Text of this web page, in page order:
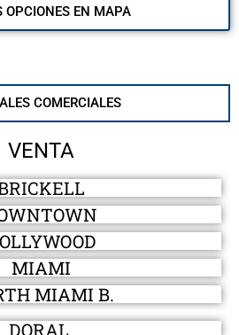
OPCIONES EN MAPA
COMERCIALES
VENTA
MIAMI
MIAMI B.
DORAL